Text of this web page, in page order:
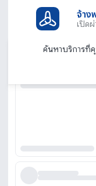
จ้า
เปิด